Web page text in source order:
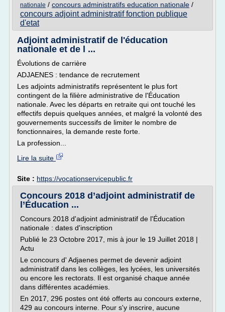
nationale / concours administratifs education nationale /
concours adjoint administratif fonction publique
d'etat
Adjoint administratif de l'éducation
nationale et de l ...
Évolutions de carrière
ADJAENES : tendance de recrutement
Les adjoints administratifs représentent le plus fort
contingent de la filière administrative de l'Éducation
nationale. Avec les départs en retraite qui ont touché les
effectifs depuis quelques années, et malgré la volonté des
gouvernements successifs de limiter le nombre de
fonctionnaires, la demande reste forte.
La profession...
Lire la suite
Site : https://vocationservicepublic.fr
Concours 2018 d’adjoint administratif de
l’Éducation ...
Concours 2018 d'adjoint administratif de l'Éducation
nationale : dates d'inscription
Publié le 23 Octobre 2017, mis à jour le 19 Juillet 2018 |
Actu
Le concours d' Adjaenes permet de devenir adjoint
administratif dans les collèges, les lycées, les universités
ou encore les rectorats. Il est organisé chaque année
dans différentes académies.
En 2017, 296 postes ont été offerts au concours externe,
429 au concours interne. Pour s'y inscrire, aucune